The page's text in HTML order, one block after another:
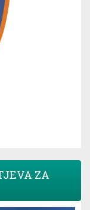
ZA